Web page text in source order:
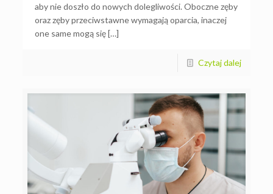
aby nie doszło do nowych dolegliwości. Oboczne zęby
oraz zęby przeciwstawne wymagają oparcia, inaczej
one same mogą się […]
Czytaj dalej